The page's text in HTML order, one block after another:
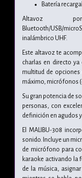
Batería
Altavoz
Bluetooth/USB/
inalámbrico UHF.
Este altavoz te
charlas en directo
multitud de
máximo, micrófonos
Su gran potencia de
personas, con
definición en agudos y
El MALIBU-308
sonido. Incluye un
de micrófono para
karaoke activando la
de la música,